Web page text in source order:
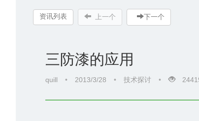
资讯列表 上一个 下一个
三防漆的应用
quill • 2013/3/28 • 技术探讨 •